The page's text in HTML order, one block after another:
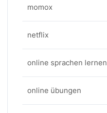
momox
netflix
online sprachen lernen
online übungen